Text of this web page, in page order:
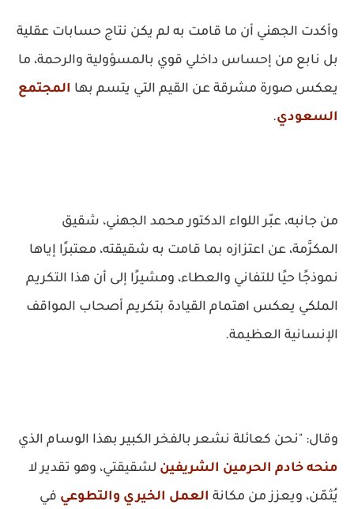
وأكدت الجهني أن ما قامت به لم يكن نتاج حسابات عقلية
بل نابع من إحساس داخلي قوي بالمسؤولية والرحمة، ما
يعكس صورة مشرقة عن القيم التي يتسم بها المجتمع
السعودي.
من جانبه، عبّر اللواء الدكتور محمد الجهني، شقيق
المكرَّمة، عن اعتزازه بما قامت به شقيقته، معتبرًا إياها
نموذجًا حيًا للتفاني والعطاء، ومشيرًا إلى أن هذا التكريم
الملكي يعكس اهتمام القيادة بتكريم أصحاب المواقف
الإنسانية العظيمة.
وقال: "نحن كعائلة نشعر بالفخر الكبير بهذا الوسام الذي
منحه خادم الحرمين الشريفين لشقيقتي، وهو تقدير لا
يُثمّن، ويعزز من مكانة العمل الخيري والتطوعي في